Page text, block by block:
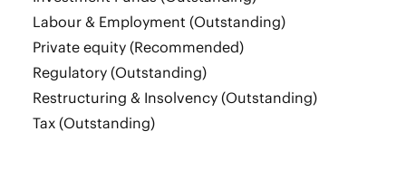
Labour & Employment (Outstanding)
Private equity (Recommended)
Regulatory (Outstanding)
Restructuring & Insolvency (Outstanding)
Tax (Outstanding)